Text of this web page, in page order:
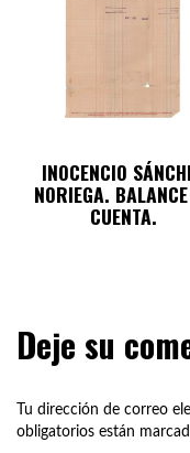
INOCENCIO
NORIEGA.
CUENTA.
Deje su
Tu dirección de correo
obligatorios están